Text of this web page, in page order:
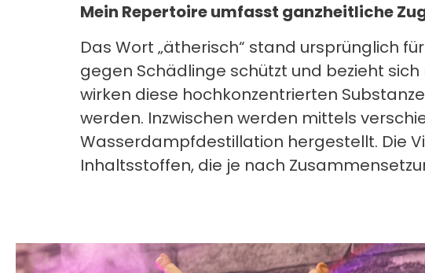
Mein Repertoire umfasst ganzheitliche
Das Wort „ätherisch“ stand ursprünglich
gegen Schädlinge schützt und bezieht
wirken diese hochkonzentrierten
werden. Inzwischen werden mittels
Wasserdampfdestillation hergestellt. Die
Inhaltsstoffen, die je nach